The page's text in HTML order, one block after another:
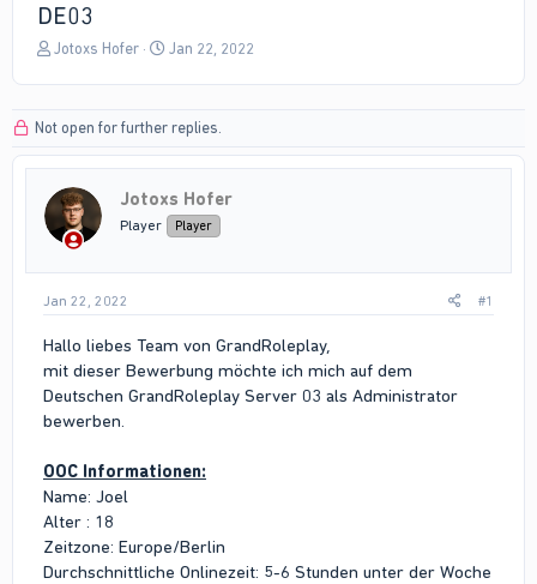
DE03
T
a
d
t
r
r
Jotoxs Hofer
S
t
d
t
e
Jan 22, 2022
Not open for further replies.
Jotoxs Hofer
Player Player
Jan 22, 2022 #1
Hallo liebes Team von GrandRoleplay,
mit dieser Bewerbung möchte ich mich auf dem
Deutschen GrandRoleplay Server 03 als Administrator
bewerben.
OOC Informationen:
Name: Joel
Alter : 18
Zeitzone: Europe/Berlin
Durchschnittliche Onlinezeit: 5-6 Stunden unter der Woche